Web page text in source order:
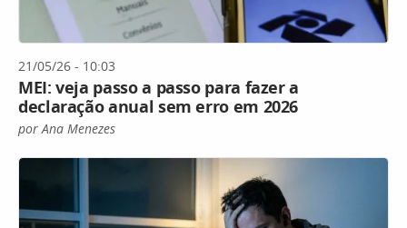
21/05/26 - 10:03
MEI: veja passo a passo para fazer a
declaração anual sem erro em 2026
por Ana Menezes